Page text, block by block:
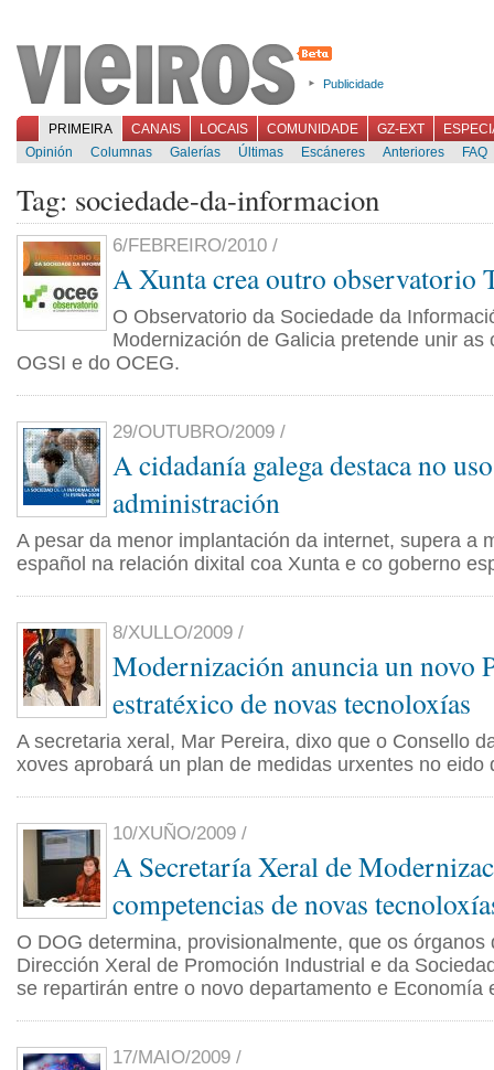
Publicidade
PRIMEIRA CANAIS LOCAIS COMUNIDADE GZ-EXT
Opinión
Columnas Galerías Últimas Escáneres Anteriores FAQ
Tag: sociedade-da-informacion
6/FEBREIRO/2010 /
A Xunta crea outro observatorio
O Observatorio da Sociedade da
Modernización de Galicia pretende unir as
OGSI e do OCEG.
29/OUTUBRO/2009 /
A cidadanía galega destaca no
administración
A pesar da menor implantación da internet, supera a
español na relación dixital coa Xunta e co goberno
8/XULLO/2009 /
Modernización anuncia un novo
estratéxico de novas tecnoloxías
A secretaria xeral, Mar Pereira, dixo que o Consello
xoves aprobará un plan de medidas urxentes no eido
10/XUÑO/2009 /
A Secretaría Xeral de
competencias de novas
O DOG determina, provisionalmente, que os órganos
Dirección Xeral de Promoción Industrial e da
se repartirán entre o novo departamento e Economía
17/MAIO/2009 /